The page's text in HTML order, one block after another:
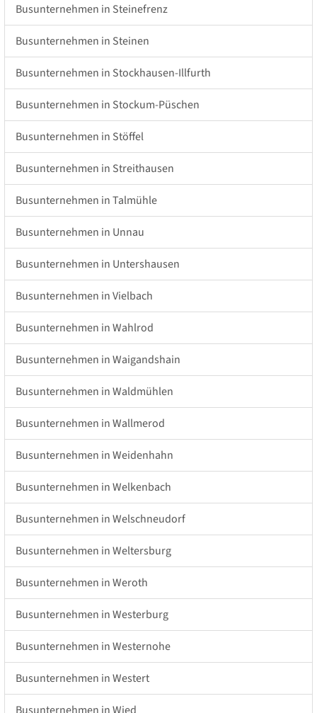
Busunternehmen in Steinefrenz
Busunternehmen in Steinen
Busunternehmen in Stockhausen-Illfurth
Busunternehmen in Stockum-Püschen
Busunternehmen in Stöffel
Busunternehmen in Streithausen
Busunternehmen in Talmühle
Busunternehmen in Unnau
Busunternehmen in Untershausen
Busunternehmen in Vielbach
Busunternehmen in Wahlrod
Busunternehmen in Waigandshain
Busunternehmen in Waldmühlen
Busunternehmen in Wallmerod
Busunternehmen in Weidenhahn
Busunternehmen in Welkenbach
Busunternehmen in Welschneudorf
Busunternehmen in Weltersburg
Busunternehmen in Weroth
Busunternehmen in Westerburg
Busunternehmen in Westernohe
Busunternehmen in Westert